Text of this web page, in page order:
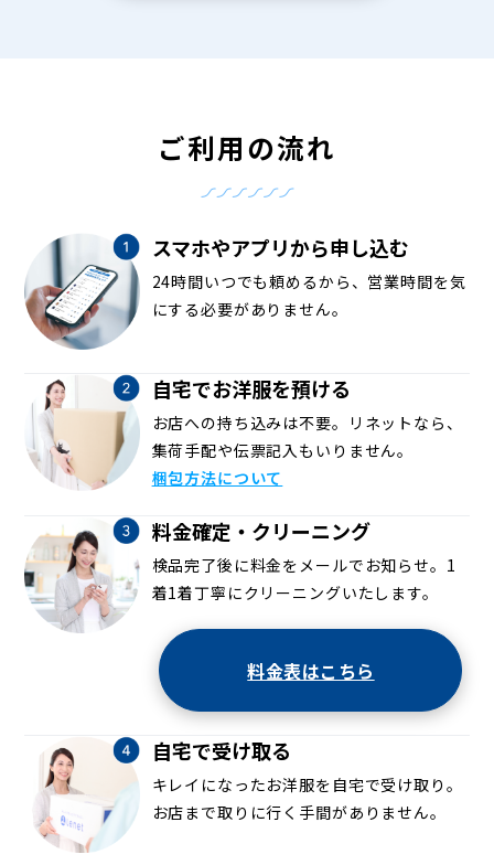
ご利用の流れ
スマホやアプリから申し込む
24時間いつでも頼めるから、営業時間を気
にする必要がありません。
自宅でお洋服を預ける
お店への持ち込みは不要。リネットなら、
集荷手配や伝票記入もいりません。
梱包方法について
料金確定・クリーニング
検品完了後に料金をメールでお知らせ。1
着1着丁寧にクリーニングいたします。
料金表はこちら
自宅で受け取る
キレイになったお洋服を自宅で受け取り。
お店まで取りに行く手間がありません。